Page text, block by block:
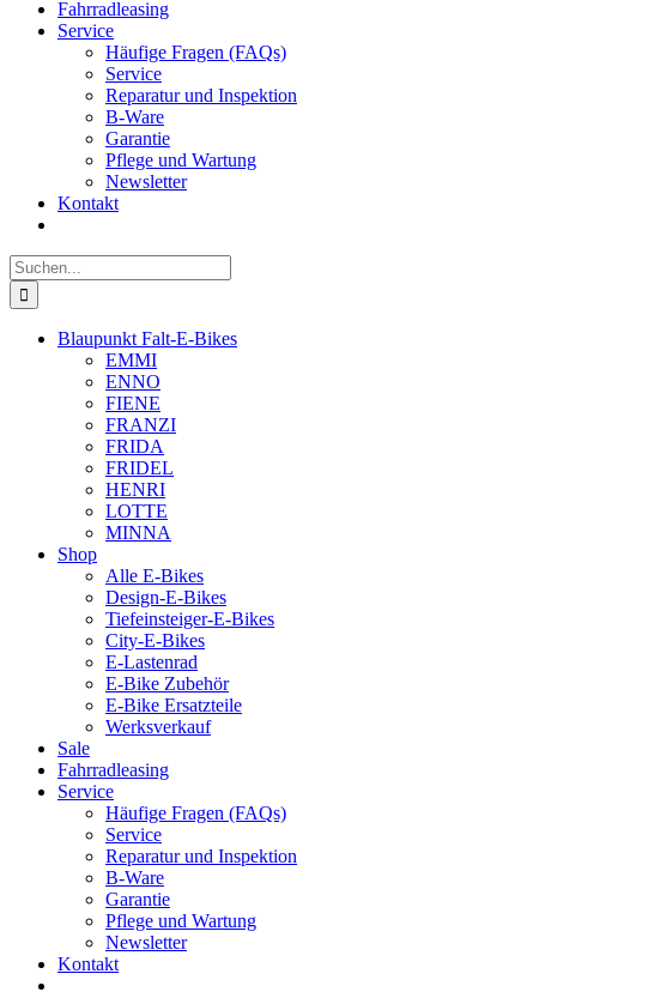
Fahrradleasing
Service
Häufige Fragen (FAQs)
Service
Reparatur und Inspektion
B-Ware
Garantie
Pflege und Wartung
Newsletter
Kontakt
Suche
nach:
Blaupunkt Falt-E-Bikes
EMMI
ENNO
FIENE
FRANZI
FRIDA
FRIDEL
HENRI
LOTTE
MINNA
Shop
Alle E-Bikes
Design-E-Bikes
Tiefeinsteiger-E-Bikes
City-E-Bikes
E-Lastenrad
E-Bike Zubehör
E-Bike Ersatzteile
Werksverkauf
Sale
Fahrradleasing
Service
Häufige Fragen (FAQs)
Service
Reparatur und Inspektion
B-Ware
Garantie
Pflege und Wartung
Newsletter
Kontakt